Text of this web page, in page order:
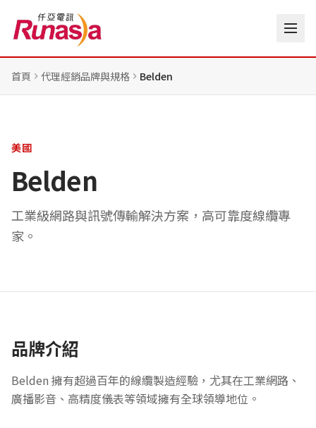
首頁 代理經銷品牌與規格 Belden
美國
Belden
工業級網路與訊號傳輸解決方案，高可靠度線纜專
家。
品牌介紹
Belden 擁有超過百年的線纜製造經驗，尤其在工業網路、
廣播影音、高精度儀表等領域擁有全球領導地位。